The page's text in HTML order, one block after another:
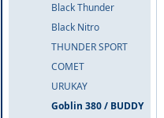
Black Thunder
Black Nitro
THUNDER SPORT
COMET
URUKAY
Goblin 380 / BUDDY